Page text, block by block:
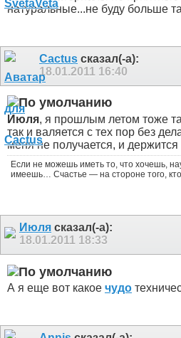
натуральные...не буду больше
Cactus сказал(-а):
18.01.2011 16:40
Июля, я прошлым летом тоже
так и валяется с тех пор без
меня не получается, и
Если не можешь иметь то, что хочешь,
имеешь… Счастье — на стороне того,
Июля сказал(-а):
18.01.2011 18:33
А я еще вот какое чудо